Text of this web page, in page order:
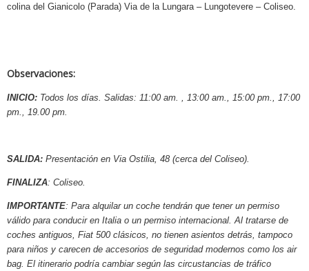
colina del Gianicolo (Parada) Via de la Lungara – Lungotevere – Coliseo.
Observaciones:
INICIO: Todos los días. Salidas: 11:00 am. , 13:00 am., 15:00 pm., 17:00
pm., 19.00 pm.
SALIDA: Presentación en Via Ostilia, 48 (cerca del Coliseo).
FINALIZA: Coliseo.
IMPORTANTE: Para alquilar un coche tendrán que tener un permiso
válido para conducir en Italia o un permiso internacional. Al tratarse de
coches antiguos, Fiat 500 clásicos, no tienen asientos detrás, tampoco
para niños y carecen de accesorios de seguridad modernos como los air
bag. El itinerario podría cambiar según las circustancias de tráfico